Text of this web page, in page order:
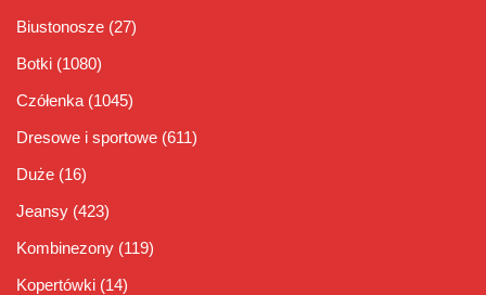
Biustonosze (27)
Botki (1080)
Czółenka (1045)
Dresowe i sportowe (611)
Duże (16)
Jeansy (423)
Kombinezony (119)
Kopertówki (14)